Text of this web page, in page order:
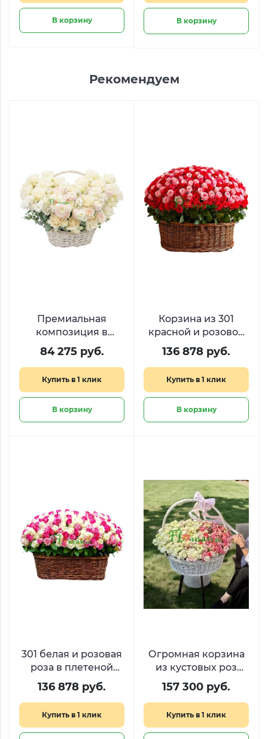
В корзину В корзину
Рекомендуем
Премиальная
композиция в
корзине
«Французское
ранункулюсов и
французских роз
84 275 руб.
Купить в 1 клик
В корзину
Корзина из 301
красной и розовой
розы Marmalade
136 878 руб.
Купить в 1 клик
В корзину
301 белая и розовая
роза в плетеной
корзине Tenderly
136 878 руб.
Купить в 1 клик
Огромная корзина
из кустовых роз
премиум для
признания в любви
157 300 руб.
Купить в 1 клик